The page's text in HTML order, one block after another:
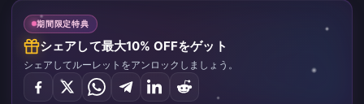
期間限定特典
シェアして最大10% OFFをゲット
シェアしてルーレットをアンロックしましょう。